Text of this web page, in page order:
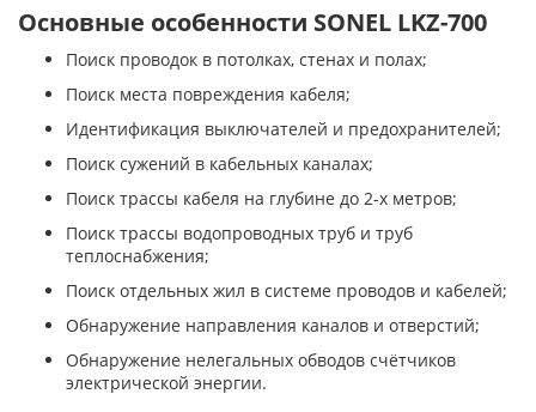
Основные особенности SONEL LKZ-700
Поиск проводок в потолках, стенах и полах;
Поиск места повреждения кабеля;
Идентификация выключателей и предохранителей;
Поиск сужений в кабельных каналах;
Поиск трассы кабеля на глубине до 2-х метров;
Поиск трассы водопроводных труб и труб
теплоснабжения;
Поиск отдельных жил в системе проводов и кабелей;
Обнаружение направления каналов и отверстий;
Обнаружение нелегальных обводов счётчиков
электрической энергии.